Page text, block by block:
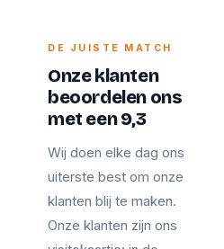
DE JUISTE MATCH
Onze klanten
beoordelen ons
met een 9,3
Wij doen elke dag ons
uiterste best om onze
klanten blij te maken.
Onze klanten zijn ons